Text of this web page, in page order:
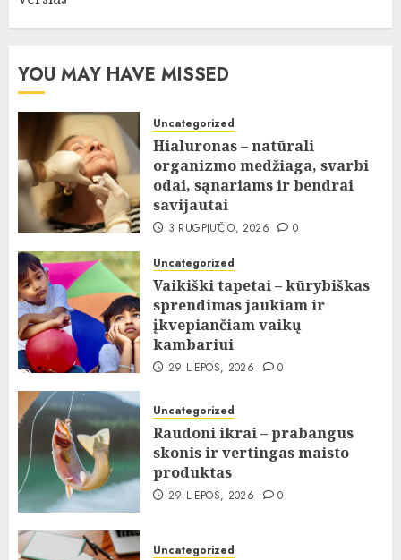
YOU MAY HAVE MISSED
Uncategorized
Hialuronas – natūrali
organizmo medžiaga, svarbi
odai, sąnariams ir bendrai
savijautai
3 RUGPJŪČIO, 2026 0
Uncategorized
Vaikiški tapetai – kūrybiškas
sprendimas jaukiam ir
įkvepiančiam vaikų
kambariui
29 LIEPOS, 2026 0
Uncategorized
Raudoni ikrai – prabangus
skonis ir vertingas maisto
produktas
29 LIEPOS, 2026 0
Uncategorized